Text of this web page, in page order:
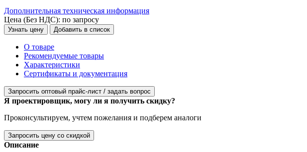
Дополнительная техническая информация
Цена (Без НДС): по запросу
Узнать цену Добавить в список
О товаре
Рекомендуемые товары
Характеристики
Сертификаты и документация
Запросить оптовый прайс-лист / задать вопрос
Я проектировщик, могу ли я получить скидку?
Проконсультируем, учтем пожелания и подберем аналоги
Запросить цену со скидкой
Описание